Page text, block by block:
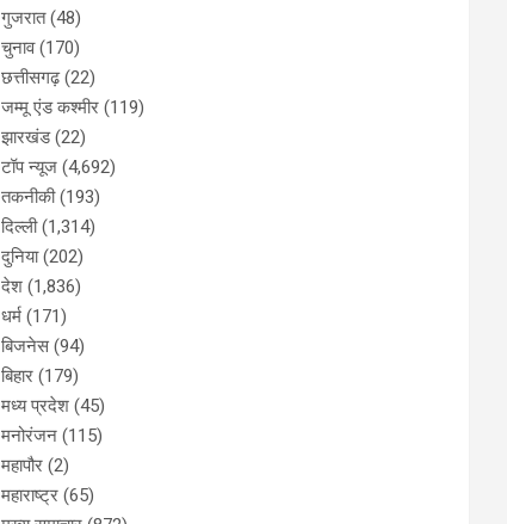
गुजरात(48)
चुनाव(170)
छत्तीसगढ़(22)
जम्मू एंड कश्मीर (119)
झारखंड(22)
टॉप न्यूज (4,692)
तकनीकी(193)
दिल्ली(1,314)
दुनिया(202)
देश (1,836)
धर्म (171)
बिजनेस(94)
बिहार (179)
मध्य प्रदेश (45)
मनोरंजन (115)
महापौर (2)
महाराष्ट्र (65)